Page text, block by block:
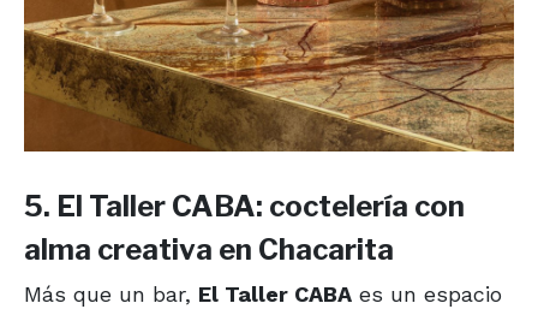
5. El Taller CABA: coctelería con
alma creativa en Chacarita
Más que un bar, El Taller CABA es un espacio